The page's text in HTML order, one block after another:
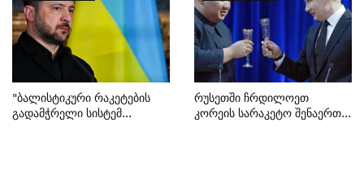
"ბალისტიკური Რაკეტების
Გადამჭრელი Სისტემ...
Რუსეთში Ჩრდილოეთ
Კორეის Სარაკეტო Შენაერთ...